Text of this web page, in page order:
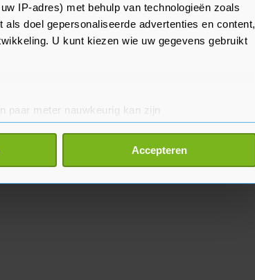
IP-adres) met behulp van technologieën zoals
doel gepersonaliseerde advertenties en content,
U kunt kiezen wie uw gegevens gebruikt
paar meter nauwkeurig kan zijn
eigenschappen (fingerprinting)
uw voorkeuren in het
detailgedeelte
Accepteren